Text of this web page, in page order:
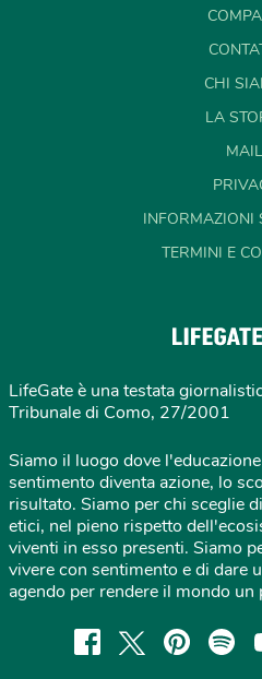
CHI
LA
MAIL
INFORMAZIONI
TERMINI E
LifeGate è una testata
Tribunale di Como, 27/2001
Siamo il luogo dove
sentimento diventa azione, lo
risultato. Siamo per chi sceglie
etici, nel pieno rispetto
viventi in esso presenti. Siamo
vivere con sentimento e di dare
agendo per rendere il mondo